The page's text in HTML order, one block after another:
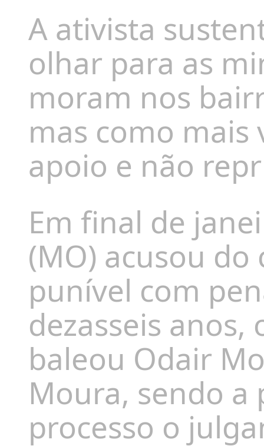
A ativista
olhar para as
moram nos
mas como
apoio e não
Em final de
(MO) acusou
punível com
dezasseis anos,
baleou Odair
Moura, sendo
processo o